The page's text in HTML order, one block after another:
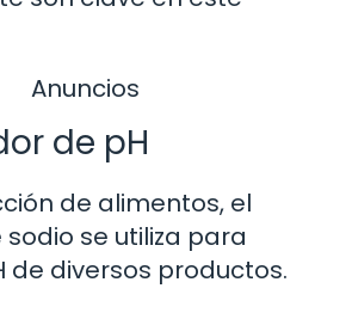
Anuncios
de pH
de alimentos, el
se utiliza para
de diversos productos.